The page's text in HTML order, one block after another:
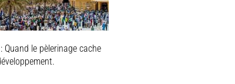
Quand le pèlerinage cache